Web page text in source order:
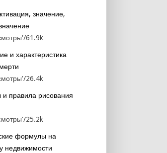
значение,
61.9k
и характеристика
26.4k
правила рисования
25.2k
формулы на
недвижимости